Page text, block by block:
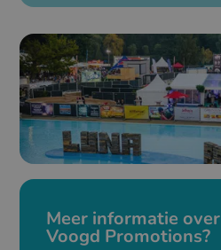
Meer informatie over
Voogd Promotions?